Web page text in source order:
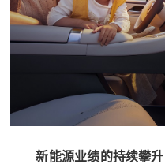
新能源业绩的持续攀升